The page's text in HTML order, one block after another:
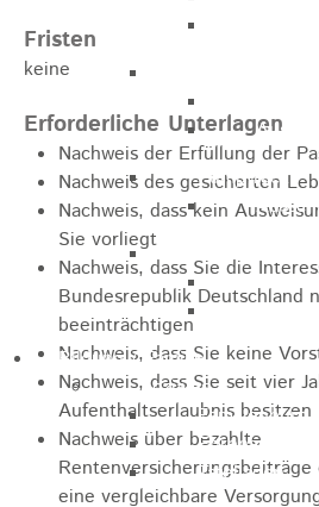
Pumptrack
Bundesliga
Bildung / Familie
Soziales
Familienbüro
Tafelladen
Fristen
keine
Erforderliche Unterlagen
Nachweis der Erfüllung der
Nachweis des gesicherten
Nachweis, dass kein
Sie vorliegt
Nachweis, dass Sie die
Bundesrepublik Deutschland
beeinträchtigen
Nachweis, dass Sie keine
Nachweis, dass Sie seit vier
Aufenthaltserlaubnis besitzen
Nachweis über bezahlte
eine vergleichbare